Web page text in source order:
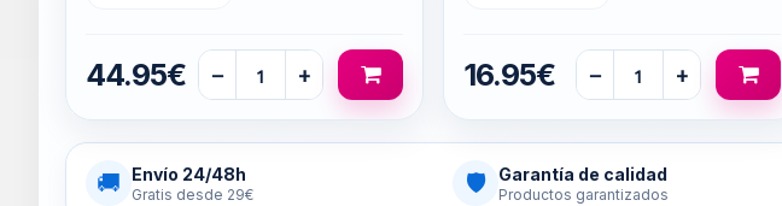
44.95€ − + 16.95€ − +
🚚 Envío 24/48h
Gratis desde 29€ 🛡 Garantía de calidad
Productos garantizados